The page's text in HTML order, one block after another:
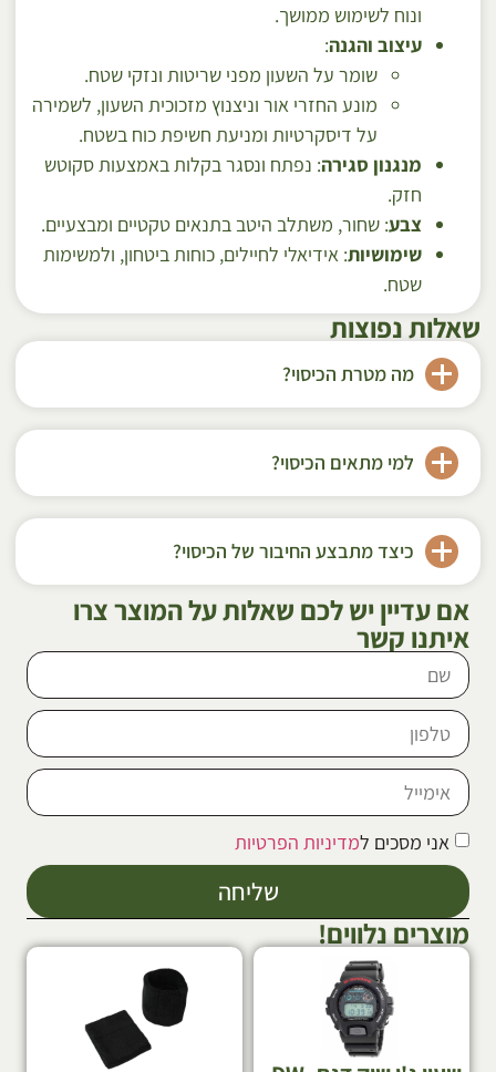
ונוח לשימוש ממושך.
עיצוב והגנה:
שומר על השעון מפני שריטות ונזקי שטח.
מונע החזרי אור וניצנוץ מזכוכית השעון, לשמירה
על דיסקרטיות ומניעת חשיפת כוח בשטח.
מנגנון סגירה: נפתח ונסגר בקלות באמצעות סקוטש
חזק.
צבע: שחור, משתלב היטב בתנאים טקטיים ומבצעיים.
שימושיות: אידיאלי לחיילים, כוחות ביטחון, ולמשימות
שטח.
שאלות נפוצות
מה מטרת הכיסוי?
למי מתאים הכיסוי?
כיצד מתבצע החיבור של הכיסוי?
אם עדיין יש לכם שאלות על המוצר צרו
איתנו קשר
אני מסכים למדיניות הפרטיות
שליחה
מוצרים נלווים!